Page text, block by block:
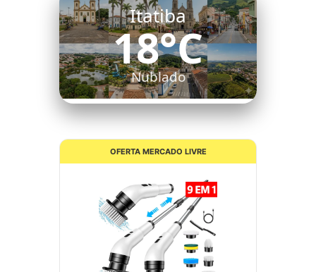
Itatiba
18°C
Nublado
OFERTA MERCADO LIVRE